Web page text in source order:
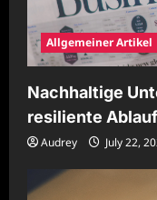
Allgemeiner Artikel
Nachhaltige
resiliente
Audrey July 22,